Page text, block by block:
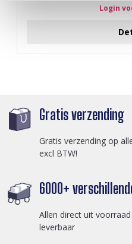
Login
Gratis verzending
Gratis verzending op
excl BTW!
6000+
Allen direct uit voorraad
leverbaar